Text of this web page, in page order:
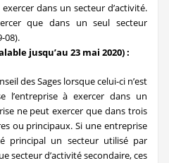
exercer dans un secteur d’activité.
que dans un seul secteur
08).
jusqu’au 23 mai 2020) :
des Sages lorsque celui-ci n’est
l’entreprise à exercer dans un
ne peut exercer que dans trois
ou principaux. Si une entreprise
principal un secteur utilisé par
secteur d’activité secondaire, ces